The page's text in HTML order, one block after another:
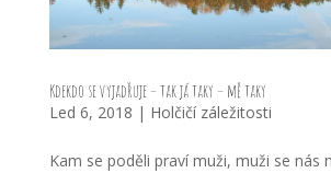
Kdekdo se vyjadřuje – tak já taky – mě taky
Led 6, 2018 | Holčičí záležitosti
Kam se poděli praví muži, muži se nás